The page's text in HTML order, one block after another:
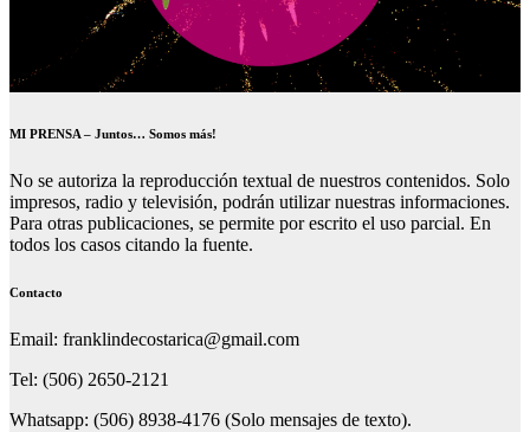
MI PRENSA – Juntos… Somos más!
No se autoriza la reproducción textual de nuestros contenidos. Solo
impresos, radio y televisión, podrán utilizar nuestras informaciones.
Para otras publicaciones, se permite por escrito el uso parcial. En
todos los casos citando la fuente.
Contacto
Email: franklindecostarica@gmail.com
Tel: (506) 2650-2121
Whatsapp: (506) 8938-4176 (Solo mensajes de texto).